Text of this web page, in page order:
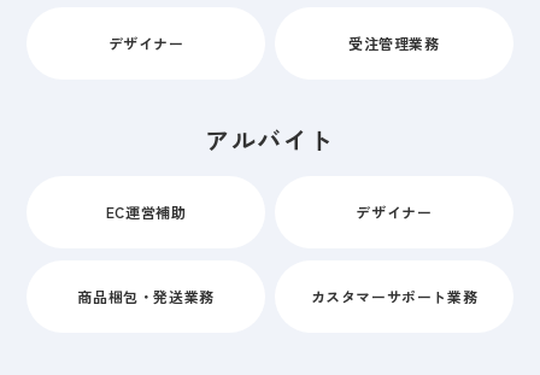
デザイナー 受注管理業務
アルバイト
EC運営補助 デザイナー
商品梱包・発送業務 カスタマーサポート業務